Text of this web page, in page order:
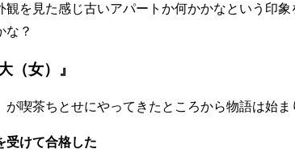
観を見た感じ古いアパートか何かかなという印
な？
（女）』
が喫茶ちとせにやってきたところから物語は始ま
受けて合格した